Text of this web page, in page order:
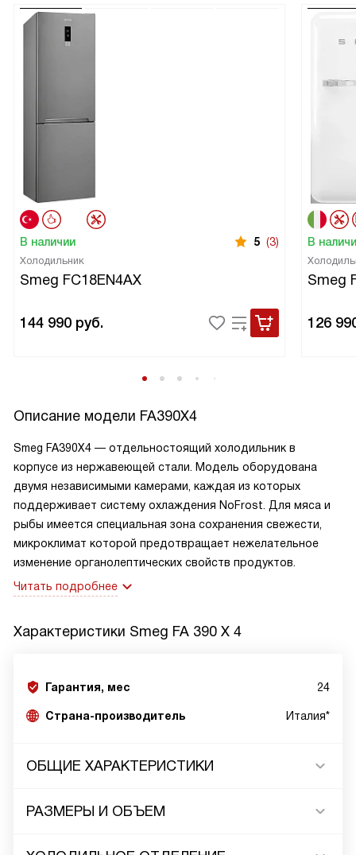
В наличии 5 (3)
Холодильник
Smeg FC18EN4AX
144 990 руб.
В
Smeg
126
Описание модели FA390X4
Smeg FA390X4 — отдельностоящий холодильник в
корпусе из нержавеющей стали. Модель оборудована
двумя независимыми камерами, каждая из которых
поддерживает систему охлаждения NoFrost. Для мяса и
рыбы имеется специальная зона сохранения свежести,
микроклимат которой предотвращает нежелательное
изменение органолептических свойств продуктов.
Читать подробнее
Характеристики Smeg FA 390 X 4
Гарантия, мес 24
Страна-производитель Италия*
ОБЩИЕ ХАРАКТЕРИСТИКИ
РАЗМЕРЫ И ОБЪЕМ